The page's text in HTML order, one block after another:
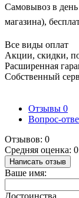
Самовывоз в день
магазина),
Все виды оплат
Акции, скидки,
Расширенная
Собственный
Отзывы 0
Вопрос-
Отзывов: 0
Средняя оценка: 0
Написать отзыв
Ваше имя:
Достоинства